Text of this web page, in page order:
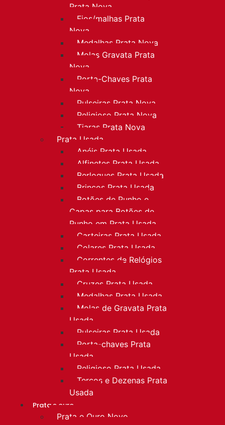
Prata Nova
Fios/malhas Prata
Nova
Medalhas Prata Nova
Molas Gravata Prata
Nova
Porta-Chaves Prata
Nova
Pulseiras Prata Nova
Religioso Prata Nova
Tiaras Prata Nova
Prata Usada
Anéis Prata Usada
Alfinetes Prata Usada
Berloques Prata Usada
Brincos Prata Usada
Botões de Punho e
Capas para Botões de
Punho em Prata Usada
Carteiras Prata Usada
Colares Prata Usada
Correntes de Relógios
Prata Usada
Cruzes Prata Usada
Medalhas Prata Usada
Molas de Gravata Prata
Usada
Pulseiras Prata Usada
Porta-chaves Prata
Usada
Religioso Prata Usada
Terços e Dezenas Prata
Usada
Prata e ouro
Prata e Ouro Novo